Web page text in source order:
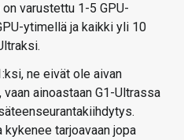
varustettu 1-5 GPU-
ytimellä ja kaikki yli 10
ne eivät ole aivan
ainoastaan G1-Ultrassa
kykenee tarjoavaan jopa